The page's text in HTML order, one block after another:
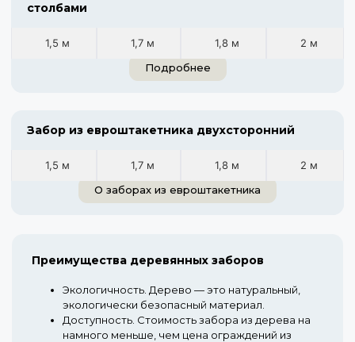
столбами
1,5 м 1,7 м 1,8 м
2 м
Подробнее
Забор из евроштакетника двухсторонний
1,5 м 1,7 м 1,8 м
2 м
О заборах из евроштакетника
Преимущества деревянных заборов
Экологичность. Дерево — это натуральный,
экологически безопасный материал.
Доступность. Стоимость забора из дерева на
намного меньше, чем цена ограждений из